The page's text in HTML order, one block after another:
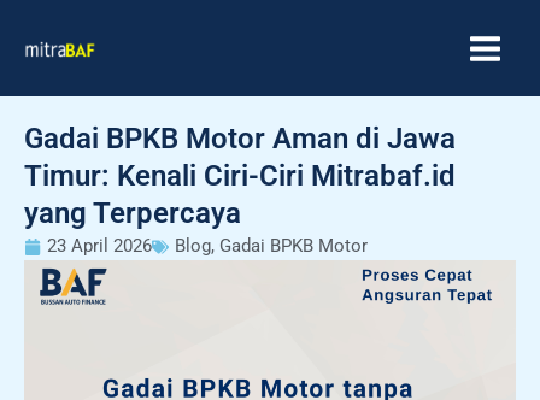
Gadai BPKB Motor Aman di Jawa
Timur: Kenali Ciri-Ciri Mitrabaf.id
yang Terpercaya
23 April 2026 Blog, Gadai BPKB Motor